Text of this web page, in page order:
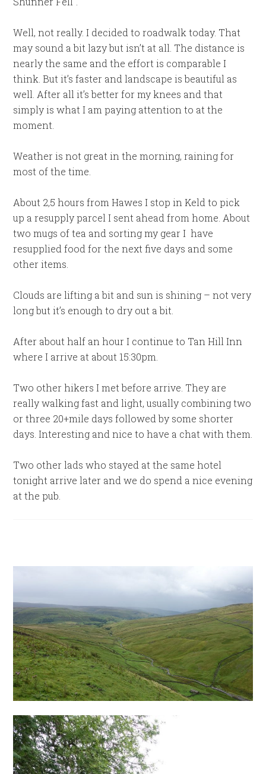
Well, not really. I decided to roadwalk today. That
may sound a bit lazy but isn’t at all. The distance is
nearly the same and the effort is comparable I
think. But it’s faster and landscape is beautiful as
well. After all it’s better for my knees and that
simply is what I am paying attention to at the
moment.
Weather is not great in the morning, raining for
most of the time.
About 2,5 hours from Hawes I stop in Keld to pick
up a resupply parcel I sent ahead from home. About
two mugs of tea and sorting my gear I have
resupplied food for the next five days and some
other items.
Clouds are lifting a bit and sun is shining – not very
long but it’s enough to dry out a bit.
After about half an hour I continue to Tan Hill Inn
where I arrive at about 15:30pm.
Two other hikers I met before arrive. They are
really walking fast and light, usually combining two
or three 20+mile days followed by some shorter
days. Interesting and nice to have a chat with them.
Two other lads who stayed at the same hotel
tonight arrive later and we do spend a nice evening
at the pub.